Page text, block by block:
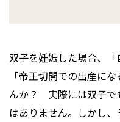
双子を妊娠した場合、「
「帝王切開での出産に
んか？ 実際には双子で
はありません。しかし